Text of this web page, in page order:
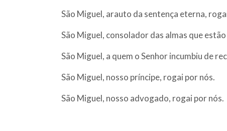
São Miguel, arauto da sentença eterna,
São Miguel, consolador das almas que
São Miguel, a quem o Senhor incumbiu de
São Miguel, nosso príncipe, rogai por nós.
São Miguel, nosso advogado, rogai por nós.